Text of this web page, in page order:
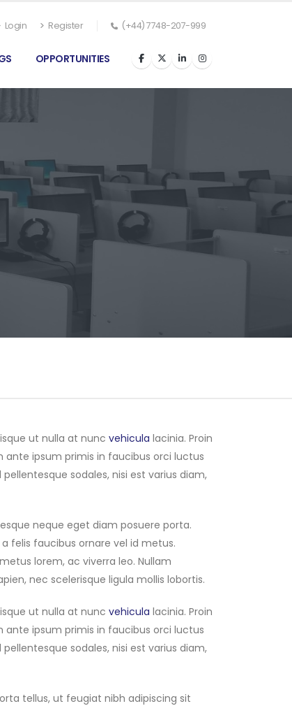
Login Register (+44) 7748-207-999
OPPORTUNITIES
ut nulla at nunc vehicula lacinia. Proin
ante ipsum primis in faucibus orci luctus
sodales, nisi est varius diam,
neque eget diam posuere porta.
felis faucibus ornare vel id metus.
lorem, ac viverra leo. Nullam
nec scelerisque ligula mollis lobortis.
ut nulla at nunc vehicula lacinia. Proin
ante ipsum primis in faucibus orci luctus
sodales, nisi est varius diam,
tellus, ut feugiat nibh adipiscing sit